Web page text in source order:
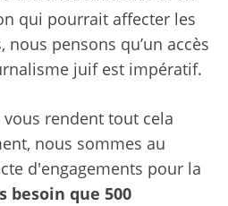
qui pourrait affecter les
pensons qu’un accès
juif est impératif.
rendent tout cela
nous sommes au
d'engagements pour la
besoin que 500